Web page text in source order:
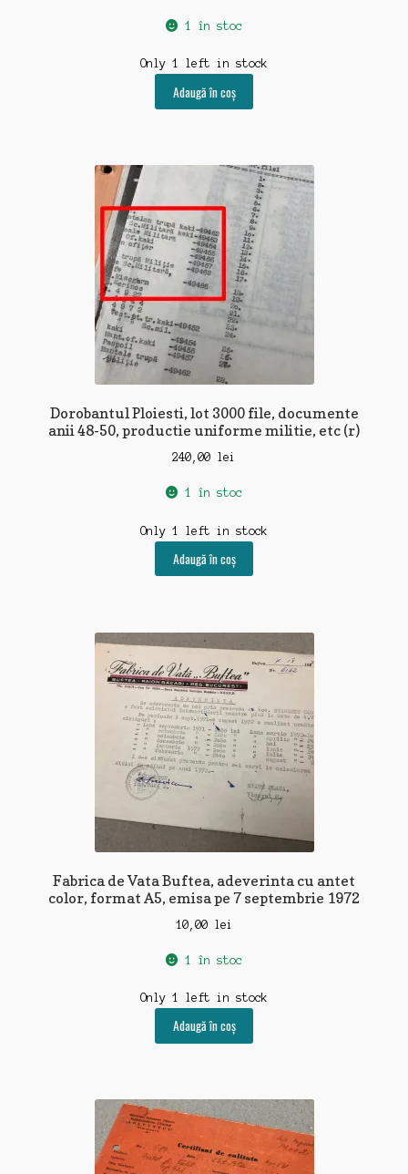
1 în stoc
Only 1 left in stock
Adaugă în coș
Dorobantul Ploiesti, lot 3000 file, documente
anii 48-50, productie uniforme militie, etc (r)
240,00 lei
1 în stoc
Only 1 left in stock
Adaugă în coș
Fabrica de Vata Buftea, adeverinta cu antet
color, format A5, emisa pe 7 septembrie 1972
10,00 lei
1 în stoc
Only 1 left in stock
Adaugă în coș